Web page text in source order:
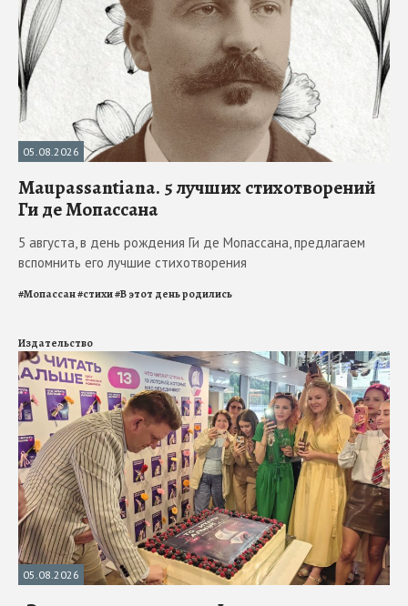
05.08.2026
Maupassantiana. 5 лучших стихотворений
Ги де Мопассана
5 августа, в день рождения Ги де Мопассана, предлагаем
вспомнить его лучшие стихотворения
#Мопассан#стихи#В этот день родились
Издательство
05.08.2026